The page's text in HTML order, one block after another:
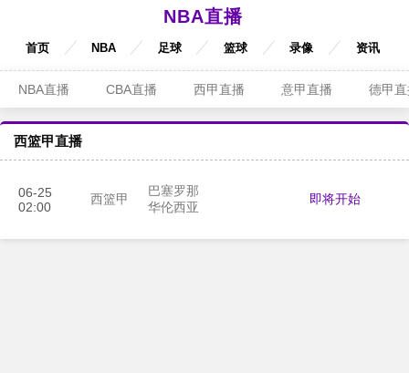
NBA直播
首页 NBA 足球 篮球 录像 资讯
NBA直播 CBA直播 西甲直播 意甲直播 德甲
西篮甲直播
06-25
02:00
西篮甲
巴塞罗那
华伦西亚
即将开始